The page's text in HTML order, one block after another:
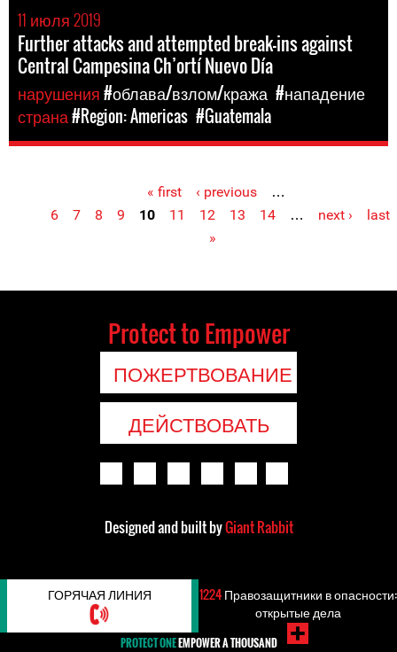
11 июля 2019
Further attacks and attempted break-ins against
Central Campesina Ch’ortí Nuevo Día
нарушения#облава/взлом/кража #нападение
страна#Region: Americas #Guatemala
« first ‹ previous
…
6
7 8 9 10 11 12 13 14 … next ›
last
»
Protect to Empower
ПОЖЕРТВОВАНИЕ
ДЕЙСТВОВАТЬ
Designed and built byGiant Rabbit
ГОРЯЧАЯ ЛИНИЯ 1224Правозащитники в опасности:
открытые дела
PROTECT ONEEMPOWER A THOUSAND